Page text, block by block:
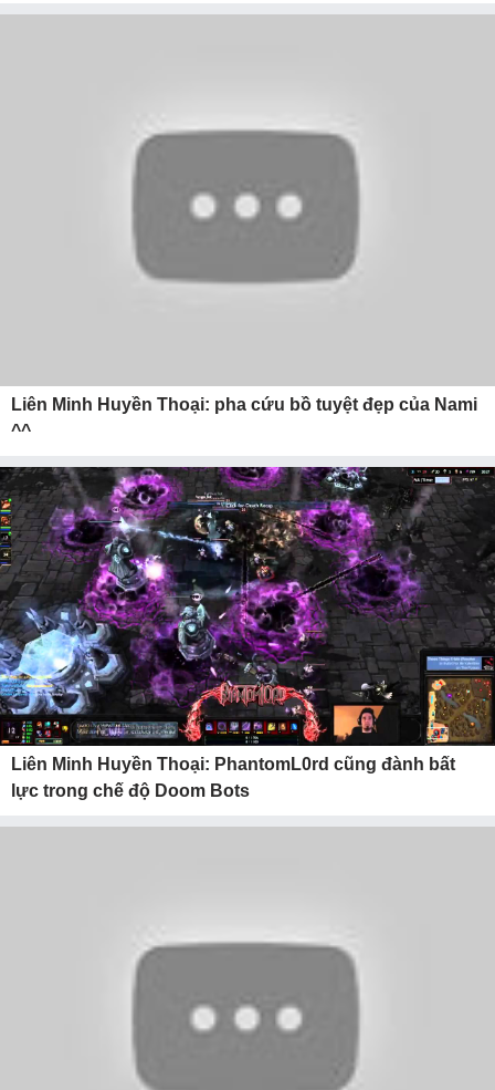
Liên Minh Huyền Thoại: pha cứu bồ tuyệt đẹp của Nami
^^
Liên Minh Huyền Thoại: PhantomL0rd cũng đành bất
lực trong chế độ Doom Bots